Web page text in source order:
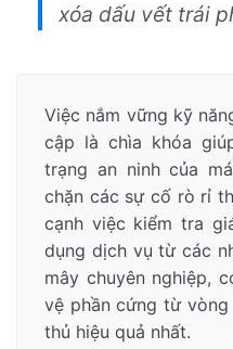
xóa dấu vết trái
Việc nắm vững kỹ
cập là chìa khóa
trạng an ninh của
chặn các sự cố rò rỉ
cạnh việc kiểm tra
dụng dịch vụ từ các
mây chuyên nghiệp,
vệ phần cứng từ
thủ hiệu quả nhất.